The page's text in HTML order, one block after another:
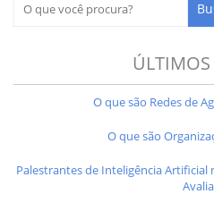
ÚLTIMOS
O que são Redes de
O que são
Palestrantes de Inteligência Artificial